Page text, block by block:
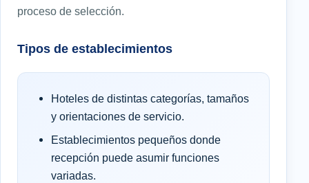
proceso de selección.
Tipos de establecimientos
Hoteles de distintas categorías, tamaños
y orientaciones de servicio.
Establecimientos pequeños donde
recepción puede asumir funciones
variadas.